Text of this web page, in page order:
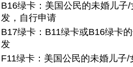
B16绿卡：美国公民的未婚儿子
发，自行申请
B17绿卡：B11绿卡或B16绿卡
发
F11绿卡：美国公民的未婚儿子